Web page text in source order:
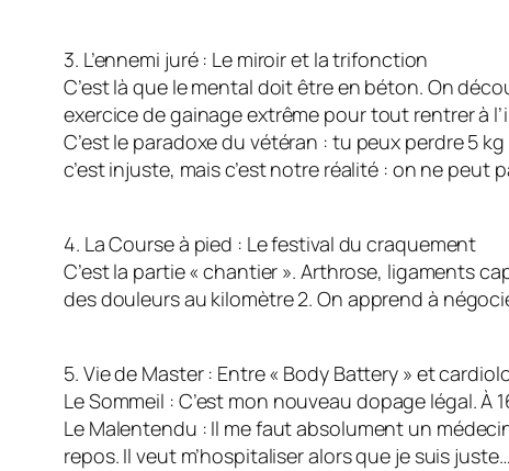
​3. L’ennemi juré : Le miroir et la trifonction
​C’est là que le mental doit être en béton. On
exercice de gainage extrême pour tout rentrer à
C’est le paradoxe du vétéran : tu peux perdre 5
c’est injuste, mais c’est notre réalité : on ne
​4. La Course à pied : Le festival du craquement
​C’est la partie « chantier ». Arthrose, ligaments
des douleurs au kilomètre 2. On apprend à
​5. Vie de Master : Entre « Body Battery » et
​Le Sommeil : C’est mon nouveau dopage légal. À
​Le Malentendu : Il me faut absolument un
repos. Il veut m’hospitaliser alors que je suis